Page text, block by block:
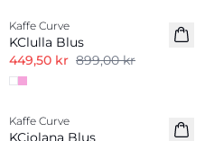
Kaffe Curve
KClulla Blus
449,50 kr 899,00 kr
-50%
Kaffe Curve
KCjolana Blus